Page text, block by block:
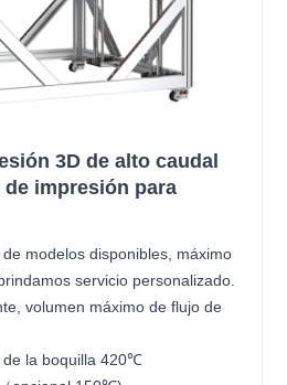
3D de alto caudal
impresión para
modelos disponibles, máximo
servicio personalizado.
volumen máximo de flujo de
de la boquilla 420℃